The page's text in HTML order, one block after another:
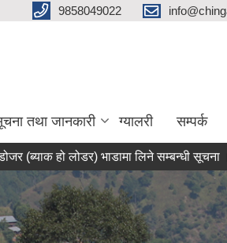
9858049022
तथा जानकारी ग्यालरी सम्पर्क
हो लोडर) भाडामा लिने सम्बन्धी सूचना ।
1 2